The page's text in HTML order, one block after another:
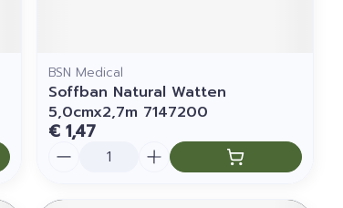
BSN Medical
Soffban Natural Watten
5,0cmx2,7m 7147200
€ 1,47